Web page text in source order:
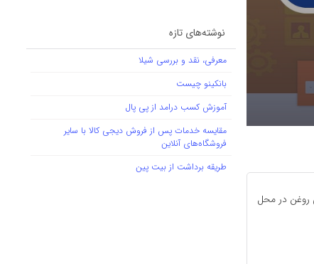
روغن در محل
نوشته‌های تازه
معرفی، نقد و بررسی شیلا
بانکینو چیست
آموزش کسب درامد از پی پال
مقایسه خدمات پس از فروش دیجی کالا با سایر
فروشگاه‌های آنلاین
طریقه برداشت از بیت پین